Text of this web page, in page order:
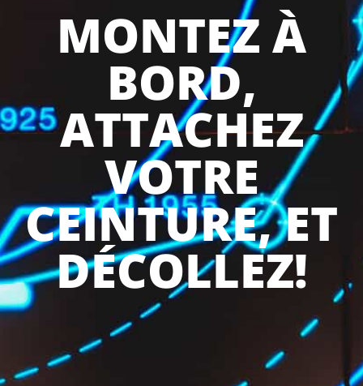
MONTEZ À
BORD,
ATTACHEZ
VOTRE
CEINTURE, ET
DÉCOLLEZ!